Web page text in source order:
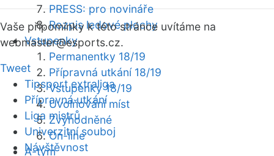
PRESS: pro novináře
Rozpis ledové plochy
Vstupenky
Permanentky 18/19
Přípravná utkání 18/19
Vstupenky 18/19
Uvolňování míst
Zvýhodněné
On-line
A-tým
Vaše připomínky k této stránce uvítáme na
webmaster@esports.cz.
Tweet
Tipsport extraliga
Přípravná utkání
Liga mistrů
Univerzitní souboj
Návštěvnost